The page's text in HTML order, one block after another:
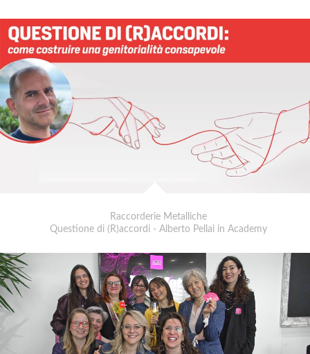
Raccorderie Metalliche
Questione di (R)accordi - Alberto Pellai in Academy